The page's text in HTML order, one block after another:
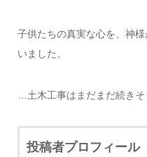
子供たちの真実な心を、神
いました。
…土木工事はまだまだ続き
投稿者プロフィール